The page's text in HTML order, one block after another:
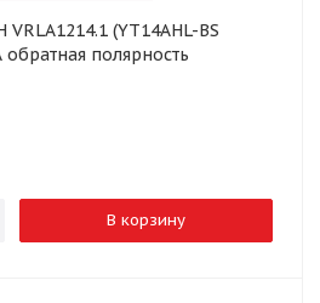
VRLA1214.1 (YT14AHL-BS
обратная полярность
В корзину